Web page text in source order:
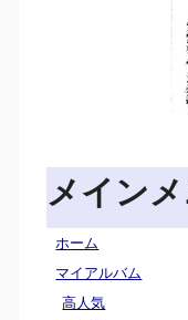
メイン
ホーム
マイアルバム
高人気